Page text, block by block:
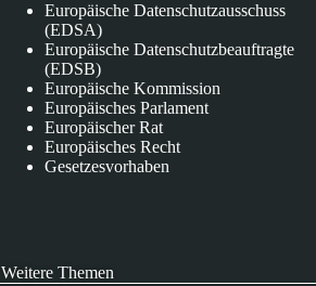
Europäische Datenschutzausschuss
(EDSA)
Europäische Datenschutzbeauftragte
(EDSB)
Europäische Kommission
Europäisches Parlament
Europäischer Rat
Europäisches Recht
Gesetzesvorhaben
Weitere Themen